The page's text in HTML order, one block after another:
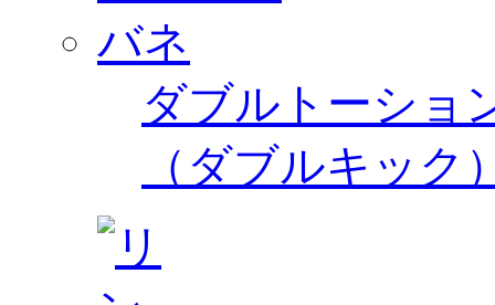
ダブルトーショ
（ダブルキック